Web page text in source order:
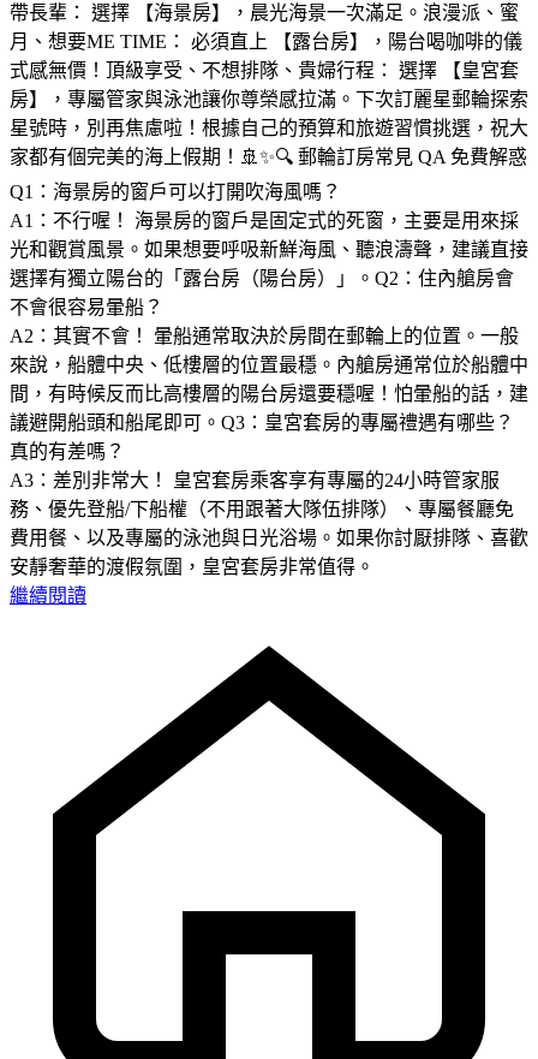
帶長輩： 選擇 【海景房】，晨光海景一次滿足。浪漫派、蜜
月、想要ME TIME： 必須直上 【露台房】，陽台喝咖啡的儀
式感無價！頂級享受、不想排隊、貴婦行程： 選擇 【皇宮套
房】，專屬管家與泳池讓你尊榮感拉滿。下次訂麗星郵輪探索
星號時，別再焦慮啦！根據自己的預算和旅遊習慣挑選，祝大
家都有個完美的海上假期！🚢✨🔍 郵輪訂房常見 QA 免費解惑
Q1：海景房的窗戶可以打開吹海風嗎？
A1：不行喔！ 海景房的窗戶是固定式的死窗，主要是用來採
光和觀賞風景。如果想要呼吸新鮮海風、聽浪濤聲，建議直接
選擇有獨立陽台的「露台房（陽台房）」。Q2：住內艙房會
不會很容易暈船？
A2：其實不會！ 暈船通常取決於房間在郵輪上的位置。一般
來說，船體中央、低樓層的位置最穩。內艙房通常位於船體中
間，有時候反而比高樓層的陽台房還要穩喔！怕暈船的話，建
議避開船頭和船尾即可。Q3：皇宮套房的專屬禮遇有哪些？
真的有差嗎？
A3：差別非常大！ 皇宮套房乘客享有專屬的24小時管家服
務、優先登船/下船權（不用跟著大隊伍排隊）、專屬餐廳免
費用餐、以及專屬的泳池與日光浴場。如果你討厭排隊、喜歡
安靜奢華的渡假氛圍，皇宮套房非常值得。
繼續閱讀